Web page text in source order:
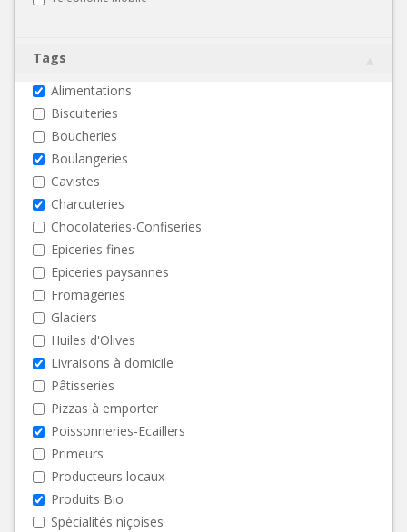
Tags
Alimentations
Biscuiteries
Boucheries
Boulangeries
Cavistes
Charcuteries
Chocolateries-Confiseries
Epiceries fines
Epiceries paysannes
Fromageries
Glaciers
Huiles d'Olives
Livraisons à domicile
Pâtisseries
Pizzas à emporter
Poissonneries-Ecaillers
Primeurs
Producteurs locaux
Produits Bio
Spécialités niçoises